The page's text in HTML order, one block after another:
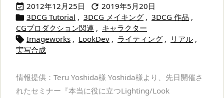
 2012年12月25日  2019年5月20日
 3DCG Tutorial , 3DCG メイキング , 3DCG 作品 ,
CGプロダクション関連 , キャラクター
 Imageworks , LookDev , ライティング , リアル ,
実写合成
情報提供：Teru Yoshida様 Yoshida様より、先日開催さ
れたセミナー『本当に役に立つLighting/Look